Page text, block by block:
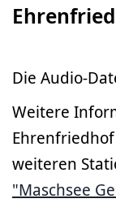
Die Audio-
Weitere
weiteren
"Maschsee